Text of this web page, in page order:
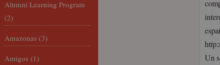
Un
Alumni Learning Program
(2)
Amazonas (3)
Amigos (1)